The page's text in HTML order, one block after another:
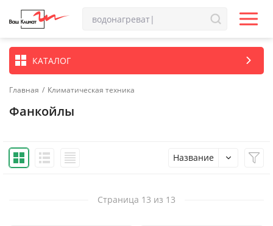
КАТАЛОГ
Главная / Климатическая техника
Фанкойлы
Название
Страница 13 из 13